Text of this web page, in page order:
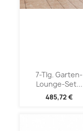
7-Tlg. Garten-
Lounge-Set...
485,72 €